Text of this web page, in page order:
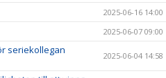
2025-06-16 14:00
2025-06-07 09:00
seriekollegan
2025-06-04 14:58